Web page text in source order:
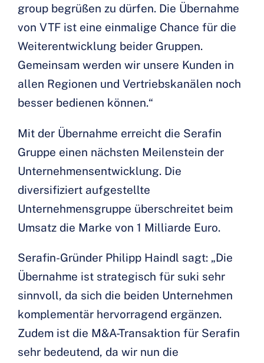
group begrüßen zu dürfen. Die Übernahme
von VTF ist eine einmalige Chance für die
Weiterentwicklung beider Gruppen.
Gemeinsam werden wir unsere Kunden in
allen Regionen und Vertriebskanälen noch
besser bedienen können.“
Mit der Übernahme erreicht die Serafin
Gruppe einen nächsten Meilenstein der
Unternehmensentwicklung. Die
diversifiziert aufgestellte
Unternehmensgruppe überschreitet beim
Umsatz die Marke von 1 Milliarde Euro.
Serafin-Gründer Philipp Haindl sagt: „Die
Übernahme ist strategisch für suki sehr
sinnvoll, da sich die beiden Unternehmen
komplementär hervorragend ergänzen.
Zudem ist die M&A-Transaktion für Serafin
sehr bedeutend, da wir nun die